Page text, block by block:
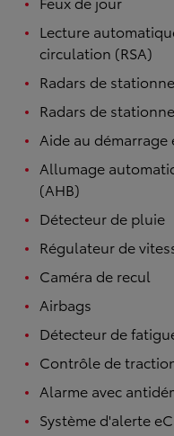
Lecture
circulation (RSA)
Radars de
Radars de
Aide au démarrage
Allumage
(AHB)
Détecteur de pluie
Régulateur de
Caméra de recul
Airbags
Détecteur de
Contrôle de
Alarme avec
Système d'alerte